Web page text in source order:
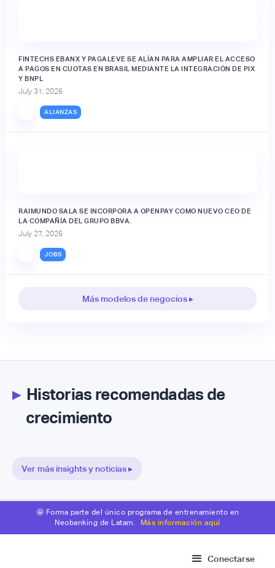
FINTECHS EBANX Y PAGALEVE SE ALÍAN PARA AMPLIAR EL ACCESO
A PAGOS EN CUOTAS EN BRASIL MEDIANTE LA INTEGRACIÓN DE PIX
Y BNPL
July 31, 2026
ALIANZAS
RAIMUNDO SALA SE INCORPORA A OPENPAY COMO NUEVO CEO DE
LA COMPAÑÍA DEL GRUPO BBVA.
July 27, 2026
JOBS
Más modelos de negocios ▸
▸Historias recomendadas de
crecimiento
Ver más insights y noticias ▸
🤩 Forma parte del único programa de entrenamiento en
Neobanking de Latam.
Más información aquí
Conectarse